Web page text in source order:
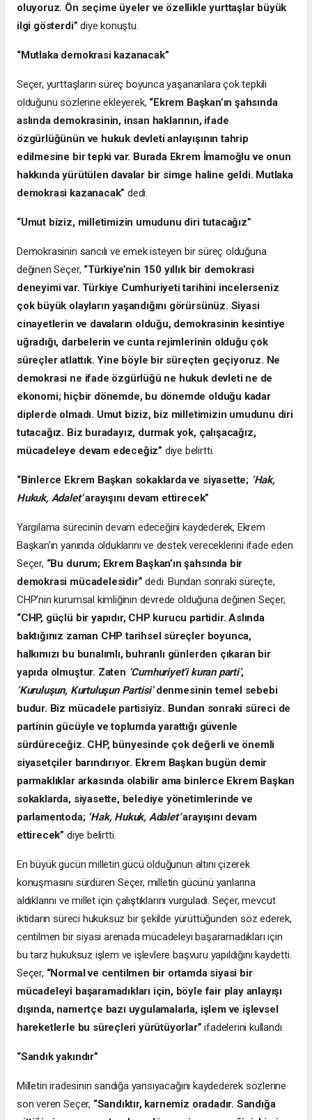
oluyoruz. Ön seçime üyeler ve özellikle yurttaşlar büyük
ilgi gösterdi”diye konuştu.
“Mutlaka demokrasi kazanacak”
Seçer, yurttaşların süreç boyunca yaşananlara çok tepkili
olduğunu sözlerine ekleyerek, “Ekrem Başkan’ın şahsında
aslında demokrasinin, insan haklarının, ifade
özgürlüğünün ve hukuk devleti anlayışının tahrip
edilmesine bir tepki var. Burada Ekrem İmamoğlu ve onun
hakkında yürütülen davalar bir simge haline geldi. Mutlaka
demokrasi kazanacak” dedi.
“Umut biziz, milletimizin umudunu diri tutacağız”
Demokrasinin sancılı ve emek isteyen bir süreç olduğuna
değinen Seçer, “Türkiye’nin 150 yıllık bir demokrasi
deneyimi var. Türkiye Cumhuriyeti tarihini incelerseniz
çok büyük olayların yaşandığını görürsünüz. Siyasi
cinayetlerin ve davaların olduğu, demokrasinin kesintiye
uğradığı, darbelerin ve cunta rejimlerinin olduğu çok
süreçler atlattık. Yine böyle bir süreçten geçiyoruz. Ne
demokrasi ne ifade özgürlüğü ne hukuk devleti ne de
ekonomi; hiçbir dönemde, bu dönemde olduğu kadar
diplerde olmadı. Umut biziz, biz milletimizin umudunu diri
tutacağız. Biz buradayız, durmak yok, çalışacağız,
mücadeleye devam edeceğiz” diye belirtti.
“Binlerce Ekrem Başkan sokaklarda ve siyasette; ‘Hak,
Hukuk, Adalet’arayışını devam ettirecek”
Yargılama sürecinin devam edeceğini kaydederek, Ekrem
Başkan’ın yanında olduklarını ve destek vereceklerini ifade eden
Seçer, “Bu durum; Ekrem Başkan’ın şahsında bir
demokrasi mücadelesidir”dedi. Bundan sonraki süreçte,
CHP’nin kurumsal kimliğinin devrede olduğuna değinen Seçer,
“CHP, güçlü bir yapıdır, CHP kurucu partidir. Aslında
baktığınız zaman CHP tarihsel süreçler boyunca,
halkımızı bu bunalımlı, buhranlı günlerden çıkaran bir
yapıda olmuştur. Zaten ‘Cumhuriyet’i kuran parti’,
‘Kuruluşun, Kurtuluşun Partisi’denmesinin temel sebebi
budur. Biz mücadele partisiyiz. Bundan sonraki süreci de
partinin gücüyle ve toplumda yarattığı güvenle
sürdüreceğiz. CHP, bünyesinde çok değerli ve önemli
siyasetçiler barındırıyor. Ekrem Başkan bugün demir
parmaklıklar arkasında olabilir ama binlerce Ekrem Başkan
sokaklarda, siyasette, belediye yönetimlerinde ve
parlamentoda; ‘Hak, Hukuk, Adalet’arayışını devam
ettirecek” diye belirtti.
En büyük gücün milletin gücü olduğunun altını çizerek
konuşmasını sürdüren Seçer, milletin gücünü yanlarına
aldıklarını ve millet için çalıştıklarını vurguladı. Seçer, mevcut
iktidarın süreci hukuksuz bir şekilde yürüttüğünden söz ederek,
centilmen bir siyasi arenada mücadeleyi başaramadıkları için
bu tarz hukuksuz işlem ve işlevlere başvuru yapıldığını kaydetti.
Seçer, “Normal ve centilmen bir ortamda siyasi bir
mücadeleyi başaramadıkları için, böyle fair play anlayışı
dışında, namertçe bazı uygulamalarla, işlem ve işlevsel
hareketlerle bu süreçleri yürütüyorlar”ifadelerini kullandı.
“Sandık yakındır”
Milletin iradesinin sandığa yansıyacağını kaydederek sözlerine
son veren Seçer, “Sandıktır, karnemiz oradadır. Sandığa